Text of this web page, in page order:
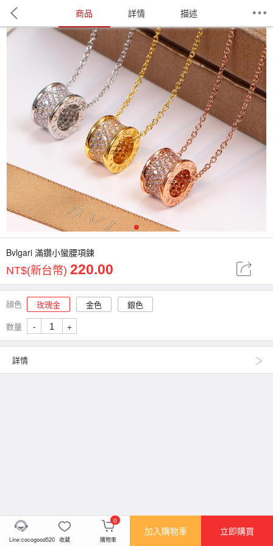
商品 詳情 描述
1
Bvlgari 滿鑽小蠻腰項鍊
NT$(新台幣) 220.00
顔色 玫瑰金 金色
銀色
数量
- +
詳情
Line:cocogood520 收藏
0
購物車
加入購物車 立即購買